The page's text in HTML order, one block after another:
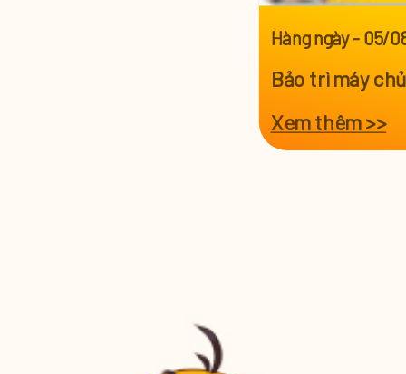
Hàng ngày- 05/
Bảo trì máy
Xem thêm >>